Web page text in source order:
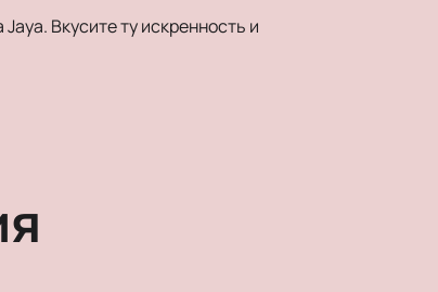
Вкусите ту искренность и